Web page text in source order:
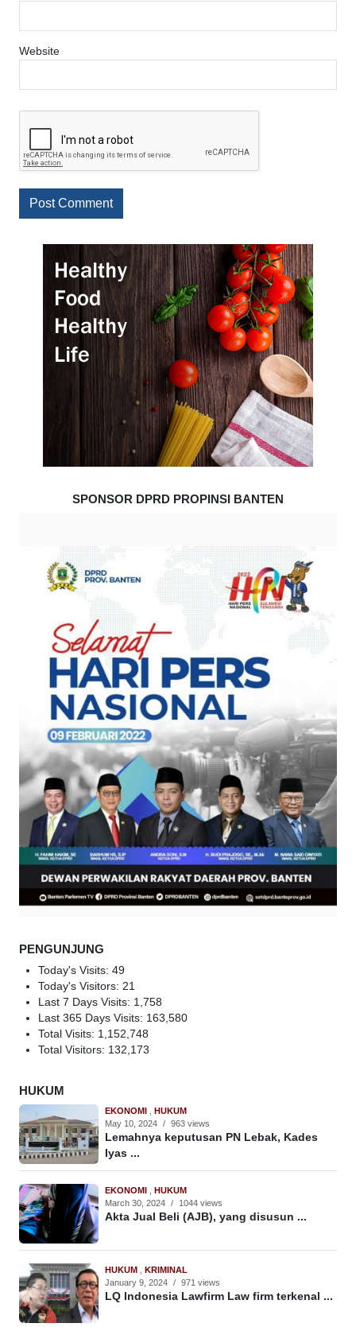
Website
SPONSOR DPRD PROPINSI BANTEN
PENGUNJUNG
Today's Visits: 49
Today's Visitors: 21
Last 7 Days Visits: 1,758
Last 365 Days Visits: 163,580
Total Visits: 1,152,748
Total Visitors: 132,173
HUKUM
EKONOMI , HUKUM
May 10, 2024 / 963 views
Lemahnya keputusan PN Lebak, Kades
Iyas ...
EKONOMI , HUKUM
March 30, 2024 / 1044 views
Akta Jual Beli (AJB), yang disusun ...
HUKUM , KRIMINAL
January 9, 2024 / 971 views
LQ Indonesia Lawfirm Law firm terkenal ...